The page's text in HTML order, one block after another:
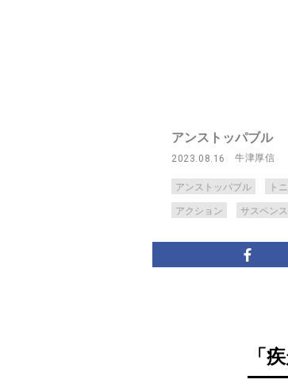
アンストッパブル
2023.08.16 牛津厚信
アンストッパブル ト
アクション サスペンス
「